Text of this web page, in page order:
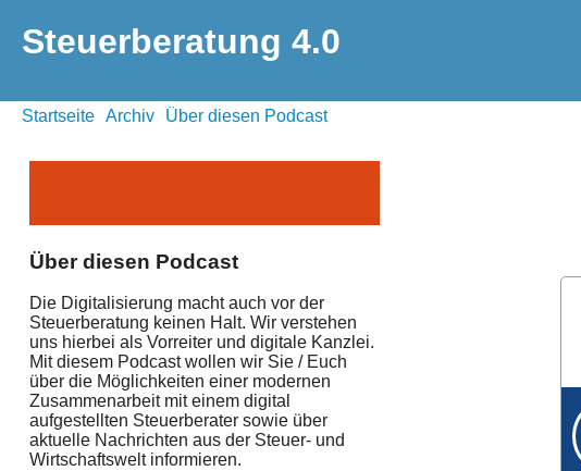
Steuerberatung 4.0
Startseite Archiv Über diesen Podcast
Über diesen Podcast
Die Digitalisierung macht auch vor der
Steuerberatung keinen Halt. Wir verstehen
uns hierbei als Vorreiter und digitale Kanzlei.
Mit diesem Podcast wollen wir Sie / Euch
über die Möglichkeiten einer modernen
Zusammenarbeit mit einem digital
aufgestellten Steuerberater sowie über
aktuelle Nachrichten aus der Steuer- und
Wirtschaftswelt informieren.